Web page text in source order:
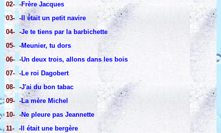
02- -Frère Jacques
03- -Il était un petit navire
04- -Je te tiens par la barbichette
05- -Meunier, tu dors
06- -Un deux trois, allons dans les bois
07- -Le roi Dagobert
08- -J'ai du bon tabac
09- -La mère Michel
10- -Ne pleure pas Jeannette
11- - Il était une bergère